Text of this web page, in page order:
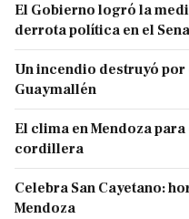
El Gobierno logró la
derrota política en el
Un incendio destruyó por
Guaymallén
El clima en Mendoza
cordillera
Celebra San Cayetano:
Mendoza